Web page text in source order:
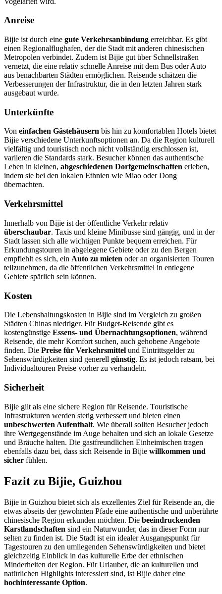
Anreise
Bijie ist durch eine gute Verkehrsanbindung erreichbar. Es gibt
einen Regionalflughafen, der die Stadt mit anderen chinesischen
Metropolen verbindet. Zudem ist Bijie gut über Schnellstraßen
vernetzt, die eine relativ schnelle Anreise mit dem Bus oder Auto
aus benachbarten Städten ermöglichen. Reisende schätzen die
Verbesserungen der Infrastruktur, die in den letzten Jahren stark
ausgebaut wurde.
Unterkünfte
Von einfachen Gästehäusern bis hin zu komfortablen Hotels bietet
Bijie verschiedene Unterkunftsoptionen an. Da die Region kulturell
vielfältig und touristisch noch nicht vollständig erschlossen ist,
variieren die Standards stark. Besucher können das authentische
Leben in kleinen, abgeschiedenen Dorfgemeinschaften erleben,
indem sie bei den lokalen Ethnien wie Miao oder Dong
übernachten.
Verkehrsmittel
Innerhalb von Bijie ist der öffentliche Verkehr relativ
überschaubar. Taxis und kleine Minibusse sind gängig, und in der
Stadt lassen sich alle wichtigen Punkte bequem erreichen. Für
Erkundungstouren in abgelegene Gebiete oder zu den Bergen
empfiehlt es sich, ein Auto zu mieten oder an organisierten Touren
teilzunehmen, da die öffentlichen Verkehrsmittel in entlegene
Gebiete spärlich sein können.
Kosten
Die Lebenshaltungskosten in Bijie sind im Vergleich zu großen
Städten Chinas niedriger. Für Budget-Reisende gibt es
kostengünstige Essens- und Übernachtungsoptionen, während
Reisende, die mehr Komfort suchen, auch gehobene Angebote
finden. Die Preise für Verkehrsmittel und Eintrittsgelder zu
Sehenswürdigkeiten sind generell günstig. Es ist jedoch ratsam, bei
Individualtouren Preise vorher zu verhandeln.
Sicherheit
Bijie gilt als eine sichere Region für Reisende. Touristische
Infrastrukturen werden stetig verbessert und bieten einen
unbeschwerten Aufenthalt. Wie überall sollten Besucher jedoch
ihre Wertgegenstände im Auge behalten und sich an lokale Gesetze
und Bräuche halten. Die gastfreundlichen Einheimischen tragen
ebenfalls dazu bei, dass sich Reisende in Bijie willkommen und
sicher fühlen.
Fazit zu Bijie, Guizhou
Bijie in Guizhou bietet sich als exzellentes Ziel für Reisende an, die
etwas abseits der gewohnten Pfade eine authentische und unberührte
chinesische Region erkunden möchten. Die beeindruckenden
Karstlandschaften sind ein Naturwunder, das in dieser Form nur
selten zu finden ist. Die Stadt ist ein idealer Ausgangspunkt für
Tagestouren zu den umliegenden Sehenswürdigkeiten und bietet
gleichzeitig Einblick in das kulturelle Erbe der ethnischen
Minderheiten der Region. Für Urlauber, die an kulturellen und
natürlichen Highlights interessiert sind, ist Bijie daher eine
hochinteressante Option.